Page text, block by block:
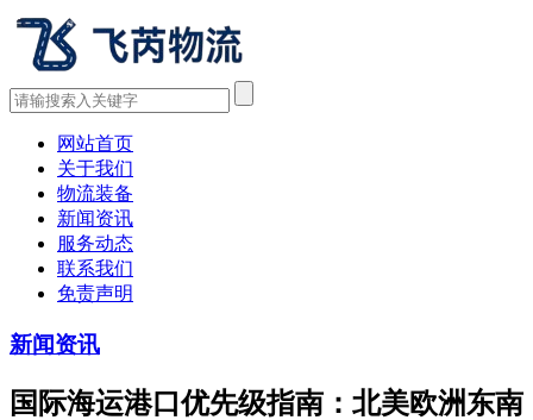
网站首页
关于我们
物流装备
新闻资讯
服务动态
联系我们
免责声明
新闻资讯
国际海运港口优先级指南：北美欧洲东南